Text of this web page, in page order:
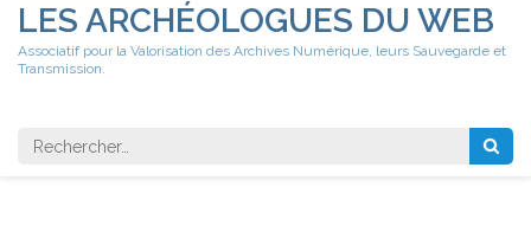
LES ARCHÉOLOGUES DU WEB
Associatif pour la Valorisation des Archives Numérique, leurs Sauvegarde et
Transmission.
Rechercher